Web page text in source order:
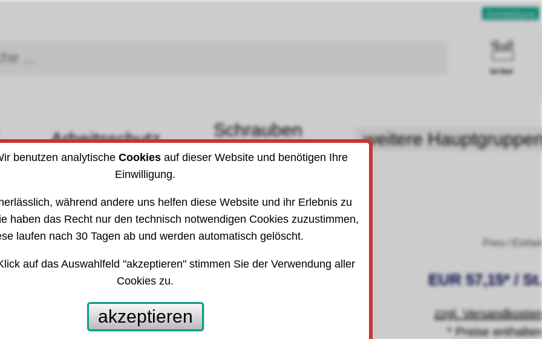
Anmeldung
ist leer
Arbeitsschutz
Schrauben
DIN (ISO)
weitere
Schneidmuttern HSS
Preis / Einheit
Schneidmutter DIN382 HSS fein
EUR 57,15* / St.
zzgl. Versandkosten
* Preise enthalten
benutzen analytische Cookiesauf dieser Website und benötigen Ihre
Einwilligung.
während andere uns helfen diese Website und ihr Erlebnis zu
haben das Recht nur den technisch notwendigen Cookies zuzustimmen,
laufen nach 30 Tagen ab und werden automatisch gelöscht.
auf das Auswahlfeld "akzeptieren" stimmen Sie der Verwendung aller
Cookies zu.
akzeptieren